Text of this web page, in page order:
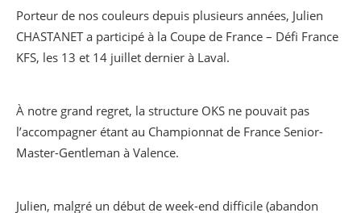
Porteur de nos couleurs depuis plusieurs années, Julien
CHASTANET a participé à la Coupe de France – Défi France
KFS, les 13 et 14 juillet dernier à Laval.
À notre grand regret, la structure OKS ne pouvait pas
l’accompagner étant au Championnat de France Senior-
Master-Gentleman à Valence.
Julien, malgré un début de week-end difficile (abandon